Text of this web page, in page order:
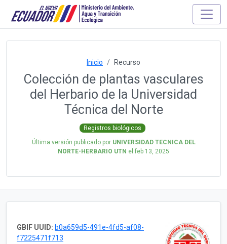
Inicio Recurso
Colección de plantas vasculares
del Herbario de la Universidad
Técnica del Norte
Registros biológicos
Última versión publicado por UNIVERSIDAD TECNICA DEL
NORTE-HERBARIO UTN el feb 13, 2025
GBIF UUID: b0a659d5-491e-4fd5-af08-
f7225471f713